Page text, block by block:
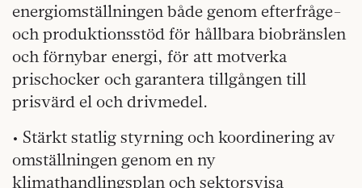
energiomställningen både genom efterfråge-
och produktionsstöd för hållbara biobränslen
och förnybar energi, för att motverka
prischocker och garantera tillgången till
prisvärd el och drivmedel.
• Stärkt statlig styrning och koordinering av
omställningen genom en ny
klimathandlingsplan och sektorsvisa